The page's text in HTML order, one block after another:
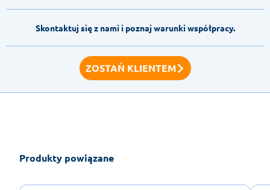
Skontaktuj się z nami i poznaj warunki współpracy.
ZOSTAŃ KLIENTEM
Produkty powiązane